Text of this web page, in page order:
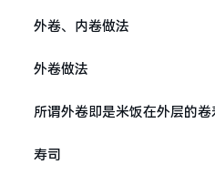
外卷、内卷做法
外卷做法
所谓外卷即是米饭在外层的
寿司